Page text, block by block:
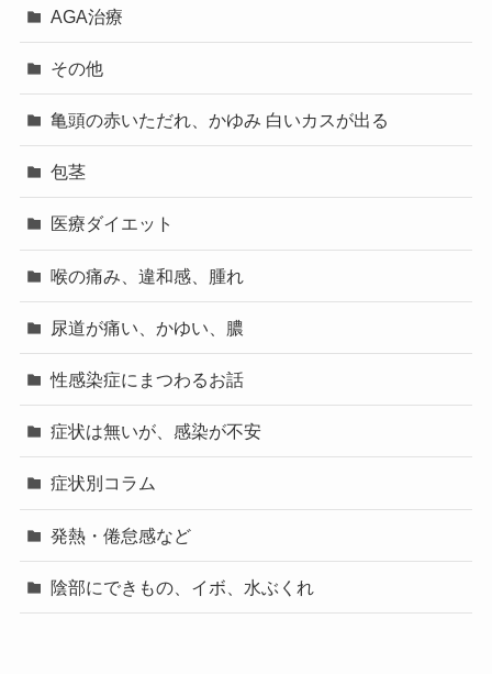
AGA治療
その他
亀頭の赤いただれ、かゆみ 白いカスが出る
包茎
医療ダイエット
喉の痛み、違和感、腫れ
尿道が痛い、かゆい、膿
性感染症にまつわるお話
症状は無いが、感染が不安
症状別コラム
発熱・倦怠感など
陰部にできもの、イボ、水ぶくれ